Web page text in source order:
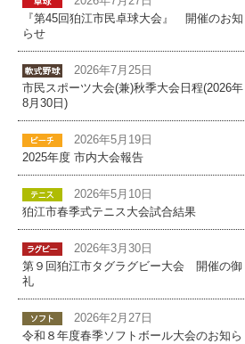
『第45回狛江市民卓球大会』 開催のお知
らせ
2026年7月25日
市民スポーツ大会(兼)秋季大会日程(2026年
8月30日)
2026年5月19日
2025年度 市内大会報告
2026年5月10日
狛江市春季式テニス大会試合結果
2026年3月30日
第９回狛江市タグラグビー大会 開催の御
礼
2026年2月27日
令和８年度春季ソフトボール大会のお知ら